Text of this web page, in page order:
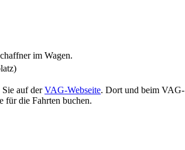
im Wagen.
auf derVAG-Webseite. Dort und beim VAG-
für die Fahrten buchen.